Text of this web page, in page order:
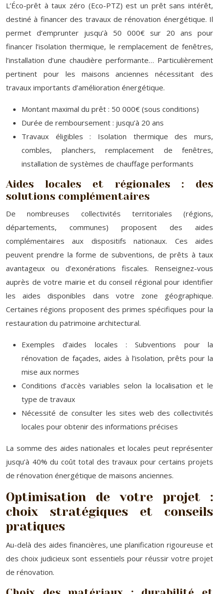
L’Éco-prêt à taux zéro (Eco-PTZ) est un prêt sans intérêt,
destiné à financer des travaux de rénovation énergétique. Il
permet d’emprunter jusqu’à 50 000€ sur 20 ans pour
financer l’isolation thermique, le remplacement de fenêtres,
l’installation d’une chaudière performante… Particulièrement
pertinent pour les maisons anciennes nécessitant des
travaux importants d’amélioration énergétique.
Montant maximal du prêt : 50 000€ (sous conditions)
Durée de remboursement : jusqu’à 20 ans
Travaux éligibles : Isolation thermique des murs,
combles, planchers, remplacement de fenêtres,
installation de systèmes de chauffage performants
Aides locales et régionales : des
solutions complémentaires
De nombreuses collectivités territoriales (régions,
départements, communes) proposent des aides
complémentaires aux dispositifs nationaux. Ces aides
peuvent prendre la forme de subventions, de prêts à taux
avantageux ou d’exonérations fiscales. Renseignez-vous
auprès de votre mairie et du conseil régional pour identifier
les aides disponibles dans votre zone géographique.
Certaines régions proposent des primes spécifiques pour la
restauration du patrimoine architectural.
Exemples d’aides locales : Subventions pour la
rénovation de façades, aides à l’isolation, prêts pour la
mise aux normes
Conditions d’accès variables selon la localisation et le
type de travaux
Nécessité de consulter les sites web des collectivités
locales pour obtenir des informations précises
La somme des aides nationales et locales peut représenter
jusqu’à 40% du coût total des travaux pour certains projets
de rénovation énergétique de maisons anciennes.
Optimisation de votre projet :
choix stratégiques et conseils
pratiques
Au-delà des aides financières, une planification rigoureuse et
des choix judicieux sont essentiels pour réussir votre projet
de rénovation.